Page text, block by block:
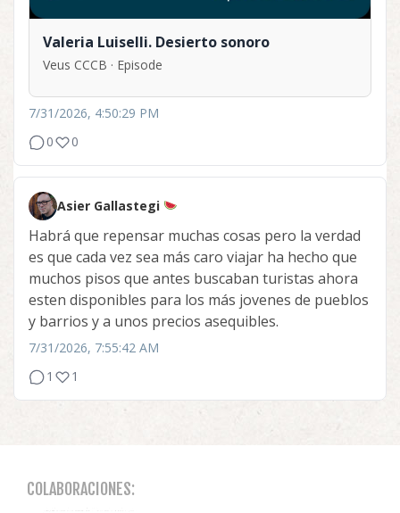
Valeria Luiselli. Desierto sonoro
Veus CCCB · Episode
7/31/2026, 4:50:29 PM
0
0
Asier Gallastegi
Habrá que repensar muchas cosas pero la verdad
es que cada vez sea más caro viajar ha hecho que
muchos pisos que antes buscaban turistas ahora
esten disponibles para los más jovenes de pueblos
y barrios y a unos precios asequibles.
7/31/2026, 7:55:42 AM
1
1
COLABORACIONES: